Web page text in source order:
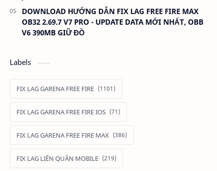
DOWNLOAD HƯỚNG DẪN FIX LAG FREE FIRE MAX
OB32 2.69.7 V7 PRO - UPDATE DATA MỚI NHẤT, OBB
V6 390MB GIỮ ĐỒ
Labels
FIX LAG GARENA FREE FIRE
FIX LAG GARENA FREE FIRE IOS
FIX LAG GARENA FREE FIRE MAX
FIX LAG LIÊN QUÂN MOBILE